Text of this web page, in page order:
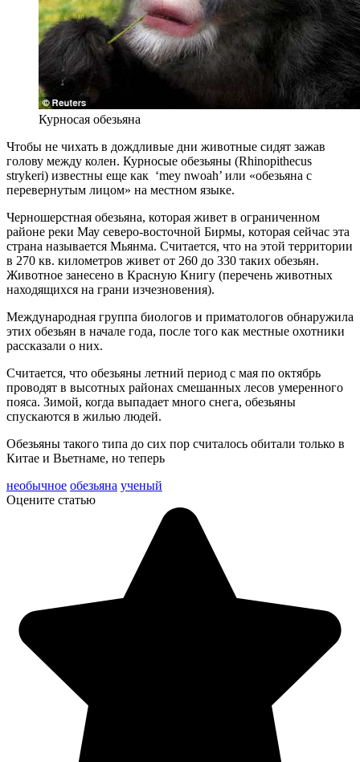
Курносая обезьяна
Чтобы не чихать в дождливые дни животные сидят зажав
голову между колен. Курносые обезьяны (Rhinopithecus
strykeri) известны еще как ‘mey nwoah’ или «обезьяна с
перевернутым лицом» на местном языке.
Черношерстная обезьяна, которая живет в ограниченном
районе реки Мау северо-восточной Бирмы, которая сейчас эта
страна называется Мьянма. Считается, что на этой территории
в 270 кв. километров живет от 260 до 330 таких обезьян.
Животное занесено в Красную Книгу (перечень животных
находящихся на грани изчезновения).
Международная группа биологов и приматологов обнаружила
этих обезьян в начале года, после того как местные охотники
рассказали о них.
Считается, что обезьяны летний период с мая по октябрь
проводят в высотных районах смешанных лесов умеренного
пояса. Зимой, когда выпадает много снега, обезьяны
спускаются в жилью людей.
Обезьяны такого типа до сих пор считалось обитали только в
Китае и Вьетнаме, но теперь
необычное обезьяна ученый
Оцените статью